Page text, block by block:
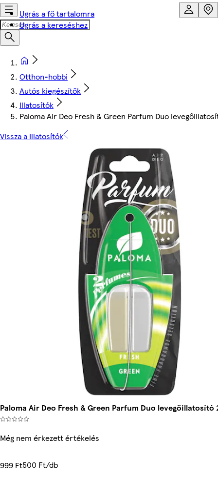
Ugrás a fő tartalomra
Ugrás a kereséshez
Otthon-hobbi
Autós kiegészítők
Illatosítók
Paloma Air Deo Fresh & Green Parfum Duo
Vissza a Illatosítók
Paloma Air Deo Fresh & Green Parfum Duo levegőillatosító
Még nem érkezett értékelés
999 Ft500 Ft/db